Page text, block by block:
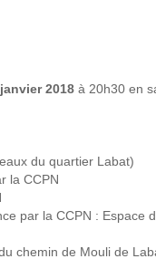
2018 à 20h30 en
du quartier Labat)
la CCPN
par la CCPN : Espace
chemin de Mouli de